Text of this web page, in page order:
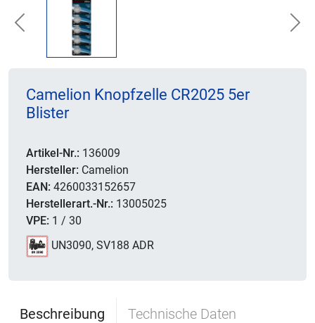
Previous
Camelion Knopfzelle CR2025 5er
Blister
Artikel-Nr.: 136009
Hersteller: Camelion
EAN: 4260033152657
Herstellerart.-Nr.: 13005025
VPE: 1 / 30
UN3090, SV188 ADR
Beschreibung Technische Daten